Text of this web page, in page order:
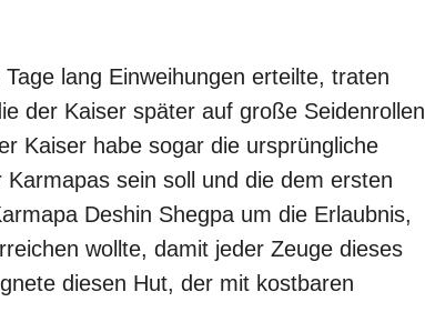
lang Einweihungen erteilte, traten
der Kaiser später auf große Seidenrollen
Kaiser habe sogar die ursprüngliche
sein soll und die dem ersten
Deshin Shegpa um die Erlaubnis,
wollte, damit jeder Zeuge dieses
diesen Hut, der mit kostbaren